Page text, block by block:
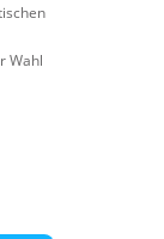
Wahl